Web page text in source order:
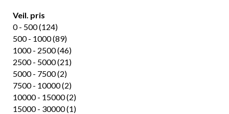
Veil. pris
0 - 500 (124)
500 - 1000 (89)
1000 - 2500 (46)
2500 - 5000 (21)
5000 - 7500 (2)
7500 - 10000 (2)
10000 - 15000 (2)
15000 - 30000 (1)